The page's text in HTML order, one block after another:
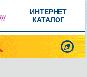
ИНТЕРНЕТ
КАТАЛОГ